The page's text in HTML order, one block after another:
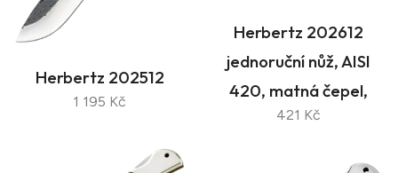
Herbertz 202512
1 195 Kč
Herbertz 202612
jednoruční nůž, AISI
420, matná čepel,
421 Kč